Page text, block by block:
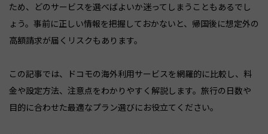
ため、どのサービスを選べばよいか迷ってしまうこともあるでし
ょう。事前に正しい情報を把握しておかないと、帰国後に想定外の
高額請求が届くリスクもあります。
この記事では、ドコモの海外利用サービスを網羅的に比較し、料
金や設定方法、注意点をわかりやすく解説します。旅行の日数や
目的に合わせた最適なプラン選びにお役立てください。